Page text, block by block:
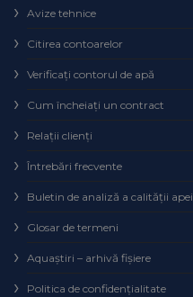
Avize tehnice
Citirea contoarelor
Verificaţi contorul de apă
Cum încheiaţi un contract
Relaţii clienţi
Întrebări frecvente
Buletin de analiză a calităţii apei
Glosar de termeni
Aquaștiri – arhivă fișiere
Politica de confidențialitate